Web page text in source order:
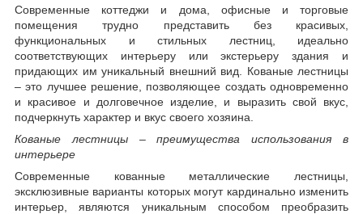
Современные коттеджи и дома, офисные и торговые
помещения трудно представить без красивых,
функциональных и стильных лестниц, идеально
соответствующих интерьеру или экстерьеру здания и
придающих им уникальный внешний вид. Кованые лестницы
– это лучшее решение, позволяющее создать одновременно
и красивое и долговечное изделие, и выразить свой вкус,
подчеркнуть характер и вкус своего хозяина.
Кованые лестницы – преимущества использования в
интерьере
Современные кованные металлические лестницы,
эксклюзивные варианты которых могут кардинально изменить
интерьер, являются уникальным способом преобразить